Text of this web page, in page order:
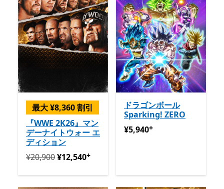
最大 ¥8,360 割引
『WWE 2K26』マン
デーナイトウォー エ
ディション
定価 ¥20,900 今すぐ ¥12,540
¥20,900¥12,540+
ドラゴンボール
Sparking! ZERO
¥5,940アプリ内購入が提供
¥5,940+